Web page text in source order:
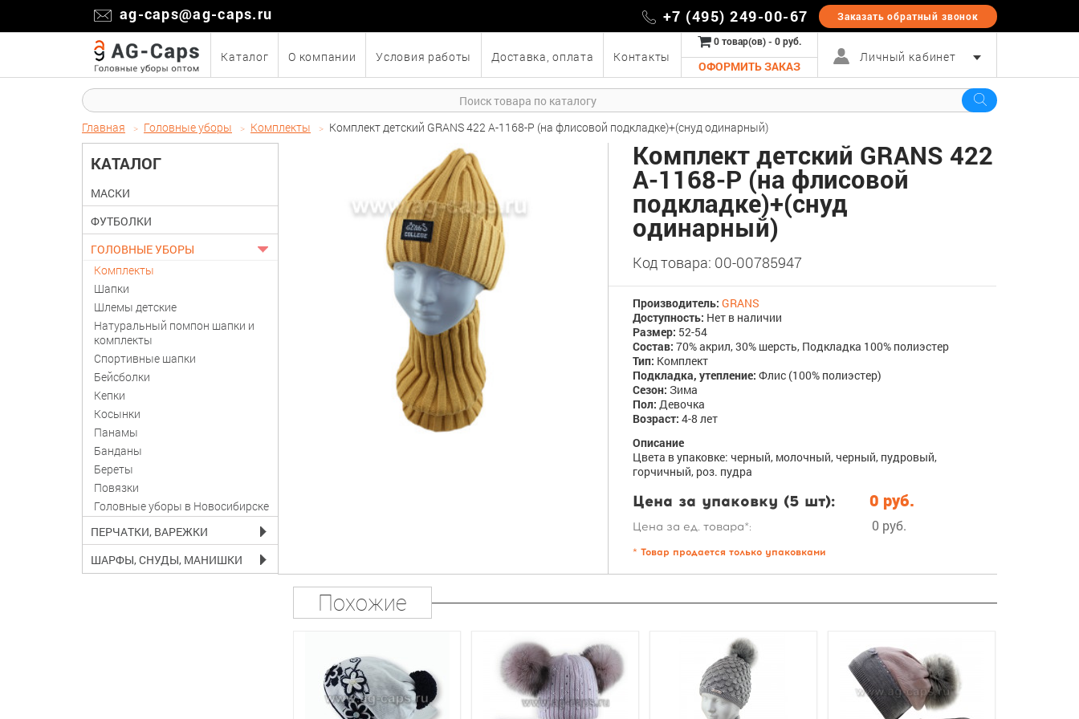
ag-caps@ag-caps.ru +7 (495) 249-00-67 Заказать обратный звонок
Каталог О компании Условия работы Доставка, оплата Контакты
0 товар(ов) - 0 руб.
ОФОРМИТЬ ЗАКАЗ
Личный кабинет
Главная Головные уборы Комплекты Комплект детский GRANS 422 A-1168-P (на флисовой подкладке)+(снуд одинарный)
КАТАЛОГ
МАСКИ
ФУТБОЛКИ
ГОЛОВНЫЕ УБОРЫ
Комплекты
Шапки
Шлемы детские
Натуральный помпон шапки и
комплекты
Спортивные шапки
Бейсболки
Кепки
Косынки
Панамы
Банданы
Береты
Повязки
Головные уборы в Новосибирске
ПЕРЧАТКИ, ВАРЕЖКИ
ШАРФЫ, СНУДЫ, МАНИШКИ
Комплект детский GRANS 422
A-1168-P (на флисовой
подкладке)+(снуд
одинарный)
Код товара: 00-00785947
Производитель: GRANS
Доступность: Нет в наличии
Размер: 52-54
Состав: 70% акрил, 30% шерсть, Подкладка 100% полиэстер
Тип: Комплект
Подкладка, утепление: Флис (100% полиэстер)
Сезон: Зима
Пол: Девочка
Возраст: 4-8 лет
Описание
Цвета в упаковке: черный, молочный, черный, пудровый,
горчичный, роз. пудра
Цена за упаковку (5 шт): 0 руб.
Цена за ед. товара*: 0 руб.
* Товар продается только упаковками
Похожие